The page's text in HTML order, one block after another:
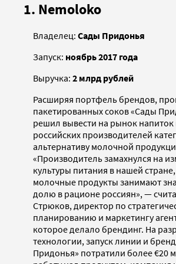
1. Nemoloko
Владелец: Сады Придонья
Запуск: ноябрь 2017 года
Выручка: 2 млрд рублей
Расширяя портфель брендов,
пакетированных соков «Сады
решил вывести на рынок напиток
российских производителей
альтернативу молочной
«Производитель замахнулся на
культуры питания в нашей
молочные продукты занимают
долю в рационе россиян», —
Стрюков, директор по
планированию и маркетингу
которое делало брендинг. На
технологии, запуск линии и
Придонья» потратили более €20